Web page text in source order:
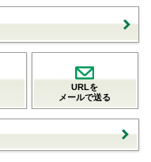
URLを
メールで送る